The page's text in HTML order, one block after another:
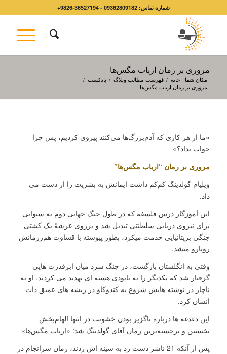
شماره تماس: 09362809182 - 36527194-9826+
مروری بر رمان ارباب مگس‌ها
مکان شما: خانه / فهرست مطالب وبلاگ / پادکست /
مروری بر رمان ارباب مگس‌ها
«ما از هر کاری که آدم‌بزرگ‌ها می‌کنند پیروی کردیم، پس چرا
جواب نداد؟»
مروری بر رمان “ارباب مگس‌ها”
ویلیام گولدینگ کم‌کم داشت ایمانش به بشریت را از دست می
داد.
این آموزگار درس فلسفه که در طول جنگ جهانی دوم به ستوانی
برای نیروی دریایی سلطنتی تبدیل شد و برروی عرشۀ یک کشتی
جنگی بریتانیایی خدمت میکرد، بطور پیوسته با قساوت هم‌رزمانش
رویارو میشد.
وقتی به انگلستان بازگشت، در جنگ سرد میان ابرقدرت هایی
گرفتار شد که یکدیگر را به نابودی هسته ای تهدید می کردند. او به
ناچار در نوشته هایش شروع به کندوکاو در ریشه های عمیق ذات
انسان کرد.
این دغدغه ها درباره ناگزیر بودن خشونت در انتها الهام‌بخش
نخستین و برجسته‌ترین رمان آقای گولدینگ شد: «ارباب مگس‌ها»
پس از آنکه 21 ناشر دست رد به سینه اش زدند، رمان سرانجام در